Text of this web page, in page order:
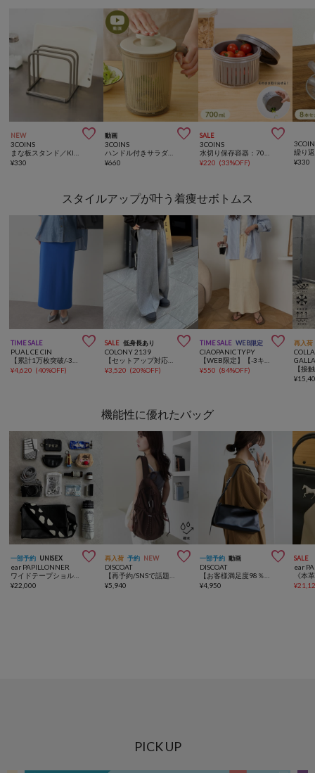
NEW 
3COINS
まな板スタンド／KITINTO
¥330
動画 
3COINS
ハンドル付きサラダスピナー／KITINTO
¥660
SALE 
3COINS
水切り保存容器：700ml
¥220 (33%OFF) ¥330
スタイルアップが叶う着痩せボトムス
TIME SALE 
PUAL CE CIN
¥4,620 (40%OFF)
SALE 低身長あり 
COLONY 2139
¥3,520 (20%OFF)
TIME SALE WEB限定 
CIAOPANIC TYPY
¥550 (84%OFF)
再入荷
¥
機能性に優れたバッグ
一部予約 UNISEX 
ear PAPILLONNER
¥22,000
再入荷 予約 NEW 
DISCOAT
¥5,940
一部予約 動画 
DISCOAT
¥4,950
SALE
ear
¥
PICK UP